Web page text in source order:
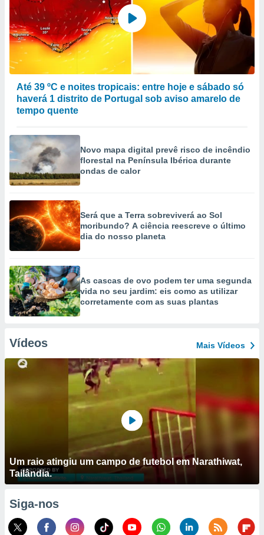
Até 39 ºC e noites tropicais: entre hoje e sábado só
haverá 1 distrito de Portugal sob aviso amarelo de
tempo quente
Novo mapa digital prevê risco de incêndio
florestal na Península Ibérica durante
ondas de calor
Será que a Terra sobreviverá ao Sol
moribundo? A ciência reescreve o último
dia do nosso planeta
As cascas de ovo podem ter uma segunda
vida no seu jardim: eis como as utilizar
corretamente com as suas plantas
Vídeos Mais Vídeos
Um raio atingiu um campo de futebol em Narathiwat,
Tailândia.
Siga-nos